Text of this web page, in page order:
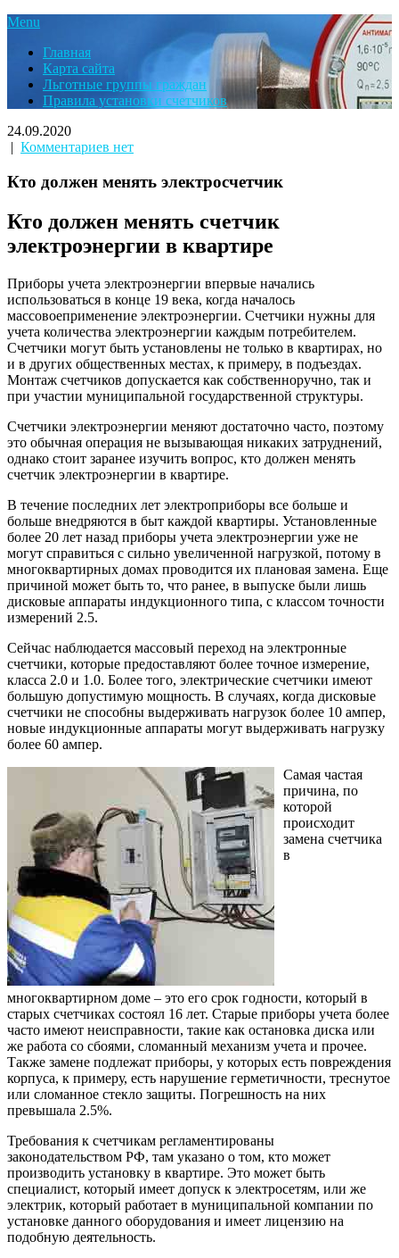
Menu
Главная
Карта сайта
Льготные группы граждан
Правила установки счетчиков
24.09.2020
| Комментариев нет
Кто должен менять электросчетчик
Кто должен менять счетчик
электроэнергии в квартире
Приборы учета электроэнергии впервые начались
использоваться в конце 19 века, когда началось
массовоеприменение электроэнергии. Счетчики нужны для
учета количества электроэнергии каждым потребителем.
Счетчики могут быть установлены не только в квартирах, но
и в других общественных местах, к примеру, в подъездах.
Монтаж счетчиков допускается как собственноручно, так и
при участии муниципальной государственной структуры.
Счетчики электроэнергии меняют достаточно часто, поэтому
это обычная операция не вызывающая никаких затруднений,
однако стоит заранее изучить вопрос, кто должен менять
счетчик электроэнергии в квартире.
В течение последних лет электроприборы все больше и
больше внедряются в быт каждой квартиры. Установленные
более 20 лет назад приборы учета электроэнергии уже не
могут справиться с сильно увеличенной нагрузкой, потому в
многоквартирных домах проводится их плановая замена. Еще
причиной может быть то, что ранее, в выпуске были лишь
дисковые аппараты индукционного типа, с классом точности
измерений 2.5.
Сейчас наблюдается массовый переход на электронные
счетчики, которые предоставляют более точное измерение,
класса 2.0 и 1.0. Более того, электрические счетчики имеют
большую допустимую мощность. В случаях, когда дисковые
счетчики не способны выдерживать нагрузок более 10 ампер,
новые индукционные аппараты могут выдерживать нагрузку
более 60 ампер.
Самая частая
причина, по
которой
происходит
замена счетчика
в
многоквартирном доме – это его срок годности, который в
старых счетчиках состоял 16 лет. Старые приборы учета более
часто имеют неисправности, такие как остановка диска или
же работа со сбоями, сломанный механизм учета и прочее.
Также замене подлежат приборы, у которых есть повреждения
корпуса, к примеру, есть нарушение герметичности, треснутое
или сломанное стекло защиты. Погрешность на них
превышала 2.5%.
Требования к счетчикам регламентированы
законодательством РФ, там указано о том, кто может
производить установку в квартире. Это может быть
специалист, который имеет допуск к электросетям, или же
электрик, который работает в муниципальной компании по
установке данного оборудования и имеет лицензию на
подобную деятельность.